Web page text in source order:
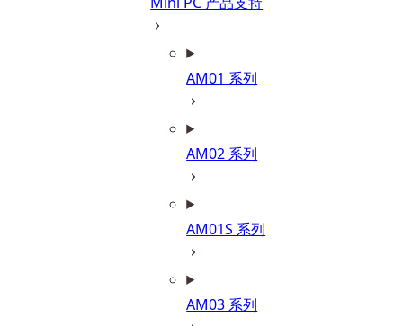
AM01 系列
AM02 系列
AM01S 系列
AM03 系列